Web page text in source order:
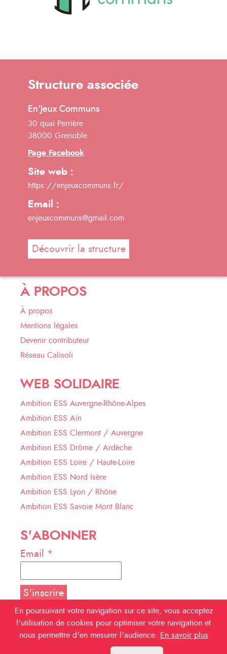
Structure associée
En'Jeux Communs
30 quai Perrière
38000 Grenoble
Page Facebook
Site web :
https://enjeuxcommuns.fr/
Email :
enjeuxcommuns@gmail.com
Découvrir la structure
À PROPOS
À propos
Mentions légales
Devenir contributeur
Réseau Calisoli
WEB SOLIDAIRE
Ambition ESS Auvergne-Rhône-Alpes
Ambition ESS Ain
Ambition ESS Clermont / Auvergne
Ambition ESS Drôme / Ardèche
Ambition ESS Loire / Haute-Loire
Ambition ESS Nord Isère
Ambition ESS Lyon / Rhône
Ambition ESS Savoie Mont Blanc
S'ABONNER
Email *
NOUS SUIVRE
En poursuivant votre navigation sur ce site, vous acceptez
l'utilisation de cookies pour optimiser votre navigation et
nous permettre d'en mesurer l'audience.
En savoir plus